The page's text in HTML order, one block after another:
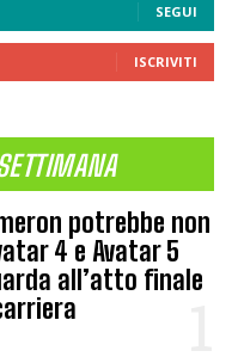
SEGUI
ISCRIVITI
potrebbe non
4 e Avatar 5
all’atto finale